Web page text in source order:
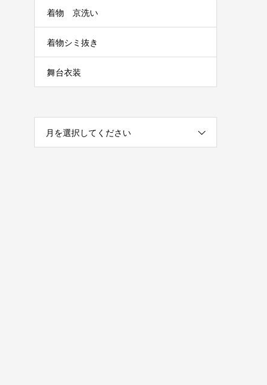
着物 京洗い
着物シミ抜き
舞台衣装
月を選択してください